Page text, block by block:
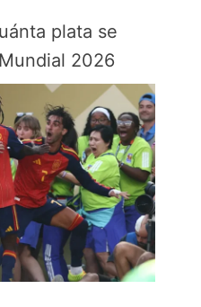
plata se
2026